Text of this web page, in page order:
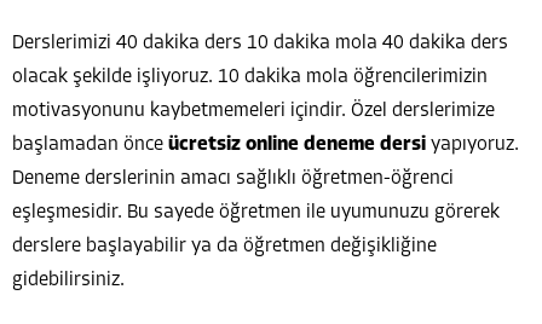
Derslerimizi 40 dakika ders 10 dakika mola 40 dakika ders
olacak şekilde işliyoruz. 10 dakika mola öğrencilerimizin
motivasyonunu kaybetmemeleri içindir. Özel derslerimize
başlamadan önce ücretsiz online deneme dersi yapıyoruz.
Deneme derslerinin amacı sağlıklı öğretmen-öğrenci
eşleşmesidir. Bu sayede öğretmen ile uyumunuzu görerek
derslere başlayabilir ya da öğretmen değişikliğine
gidebilirsiniz.